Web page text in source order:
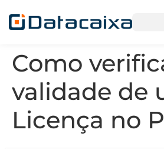
Como
validade de
Licença no